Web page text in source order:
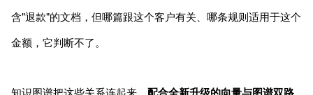
含"退款"的文档，但哪篇跟这个客户有关、哪条规则适用于这个
金额，它判断不了。
知识图谱把这些关系连起来，